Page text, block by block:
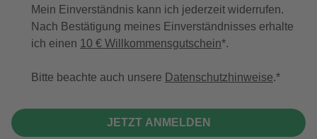
Mein Einverständnis kann ich jederzeit widerrufen.
Nach Bestätigung meines Einverständnisses erhalte
ich einen 10 € Willkommensgutschein*.
Bitte beachte auch unsere Datenschutzhinweise.
JETZT ANMELDEN